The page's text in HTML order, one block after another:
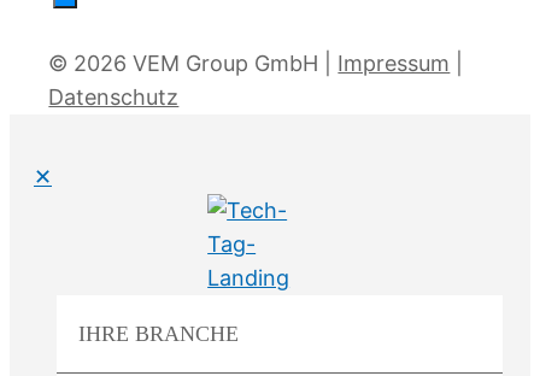
© 2026 VEM Group GmbH | Impressum
Datenschutz
✕
IHRE BRANCHE